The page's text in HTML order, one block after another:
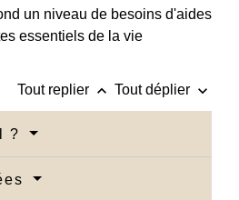
un niveau de besoins d'aides
essentiels de la vie
Tout replier keyboard_arrow_up Tout déplier keyboard_arrow_down
?